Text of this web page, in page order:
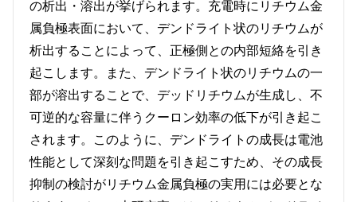
の析出・溶出が挙げられます。充電時にリチウム金
属負極表面において、デンドライト状のリチウムが
析出することによって、正極側との内部短絡を引き
起こします。また、デンドライト状のリチウムの一
部が溶出することで、デッドリチウムが生成し、不
可逆的な容量に伴うクーロン効率の低下が引き起こ
されます。このように、デンドライトの成長は電池
性能として深刻な問題を引き起こすため、その成長
抑制の検討がリチウム金属負極の実用には必要とな